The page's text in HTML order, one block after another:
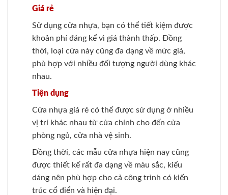
Giá rẻ
Sử dụng cửa nhựa, bạn có thể tiết kiệm được
khoản phí đáng kể vì giá thành thấp. Đồng
thời, loại cửa này cũng đa dạng về mức giá,
phù hợp với nhiều đối tượng người dùng khác
nhau.
Tiện dụng
Cửa nhựa giá rẻ có thể được sử dụng ở nhiều
vị trí khác nhau từ cửa chính cho đến cửa
phòng ngủ, cửa nhà vệ sinh.
Đồng thời, các mẫu cửa nhựa hiện nay cũng
được thiết kế rất đa dạng về màu sắc, kiểu
dáng nên phù hợp cho cả công trình có kiến
trúc cổ điển và hiện đại.